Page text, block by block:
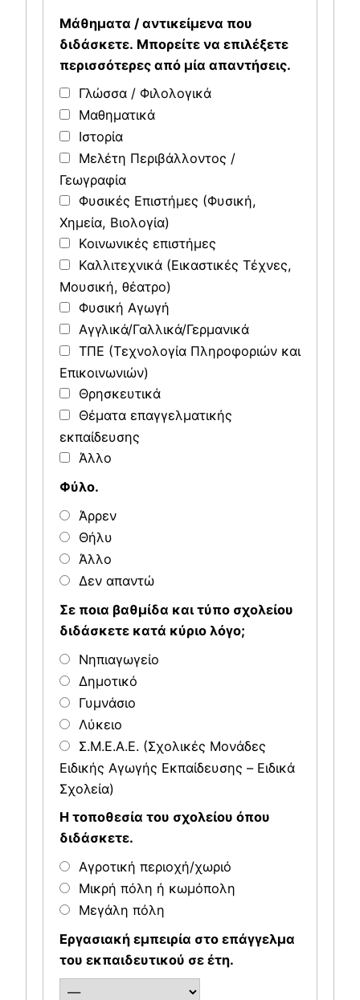
Mάθηματα / αντικείμενα που
διδάσκετε. Μπορείτε να επιλέξετε
περισσότερες από μία απαντήσεις.
Γλώσσα / Φιλολογικά
Μαθηματικά
Ιστορία
Μελέτη Περιβάλλοντος /
Γεωγραφία
Φυσικές Επιστήμες (Φυσική,
Χημεία, Βιολογία)
Κοινωνικές επιστήμες
Καλλιτεχνικά (Εικαστικές Τέχνες,
Μουσική, θέατρο)
Φυσική Αγωγή
Αγγλικά/Γαλλικά/Γερμανικά
ΤΠΕ (Τεχνολογία Πληροφοριών και
Επικοινωνιών)
Θρησκευτικά
Θέματα επαγγελματικής
εκπαίδευσης
Άλλο
Φύλο.
Άρρεν
Θήλυ
Άλλο
Δεν απαντώ
Σε ποια βαθμίδα και τύπο σχολείου
διδάσκετε κατά κύριο λόγο;
Νηπιαγωγείο
Δημοτικό
Γυμνάσιο
Λύκειο
Σ.Μ.Ε.Α.E. (Σχολικές Μονάδες
Ειδικής Αγωγής Εκπαίδευσης – Ειδικά
Σχολεία)
Η τοποθεσία του σχολείου όπου
διδάσκετε.
Αγροτική περιοχή/χωριό
Μικρή πόλη ή κωμόπολη
Μεγάλη πόλη
Εργασιακή εμπειρία στο επάγγελμα
του εκπαιδευτικού σε έτη.